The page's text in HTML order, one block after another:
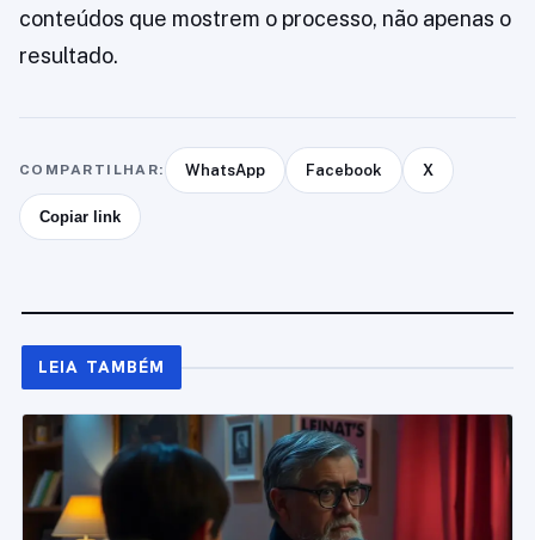
conteúdos que mostrem o processo, não apenas o
resultado.
COMPARTILHAR: WhatsApp Facebook X
Copiar link
LEIA TAMBÉM